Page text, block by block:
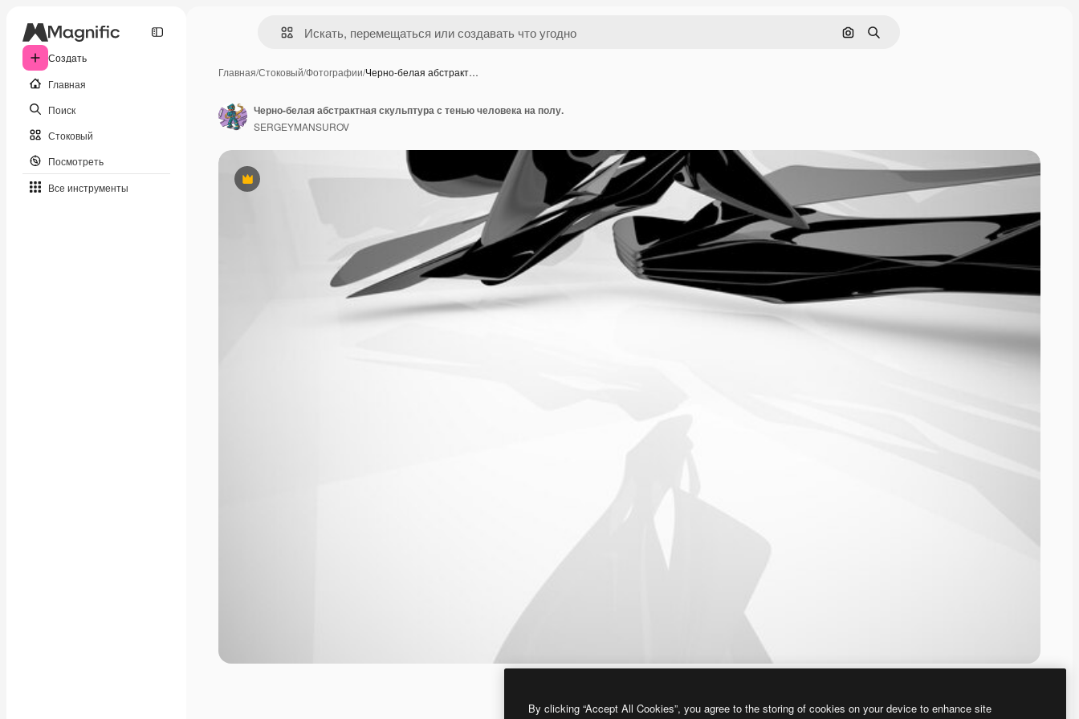
Создать
Главная
Поиск
Стоковый
Посмотреть
Все инструменты
Поиск по изображению
Поиск
Главная/Стоковый/Фотографии/Черно-белая абстракт…
Премиум
Черно-белая абстрактная скульптура с тенью человека на полу.
SERGEYMANSUROV
By clicking “Accept All Cookies”, you agree to the storing of cookies on your device to enhance site